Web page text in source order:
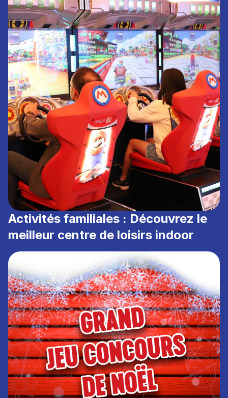
Activités familiales : Découvrez le
meilleur centre de loisirs indoor